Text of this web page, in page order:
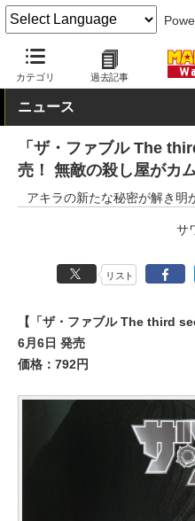
カテゴリ 過去記事
MANGA Watch 青年 ザ・フ
ニュース
「ザ・ファブル The
売！ 無敵の殺し屋がカ
アキラの新たな秘密が解き明
サ
リスト
【「ザ・ファブル The third
6月6日 発売
価格：792円